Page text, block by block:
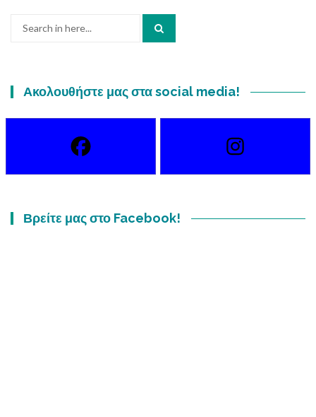
Ακολουθήστε μας στα social media!
Βρείτε μας στο Facebook!